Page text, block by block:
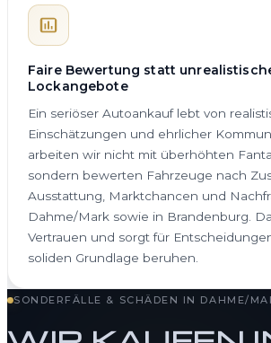
Faire Bewertung statt
Lockangebote
Ein seriöser Autoankauf lebt von
Einschätzungen und ehrlicher
arbeiten wir nicht mit überhöhten
sondern bewerten Fahrzeuge nach
Ausstattung, Marktchancen und
Dahme/Mark sowie in Brandenburg.
Vertrauen und sorgt für
soliden Grundlage beruhen.
SONDERFÄLLE & SCHÄDEN IN DAHME/